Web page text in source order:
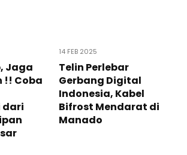
Jaga
!! Coba
dari
14 FEB 2025
Telin Perlebar
Gerbang Digital
Indonesia, Kabel
Bifrost Mendarat di
Manado